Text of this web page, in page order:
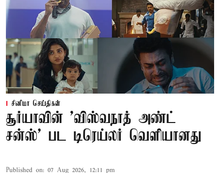
சினிமா செய்திகள்
சூர்யாவின் 'விஸ்வநாத் அண்ட்
சன்ஸ்' பட டிரெய்லர் வெளியானது
Published on: 07 Aug 2026, 12:11 pm